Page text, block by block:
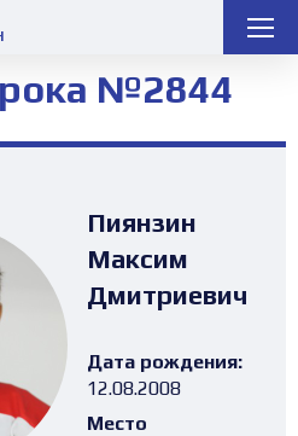
№2844
Пиянзин
Максим
Дмитриевич
Дата рождения:
12.08.2008
Место